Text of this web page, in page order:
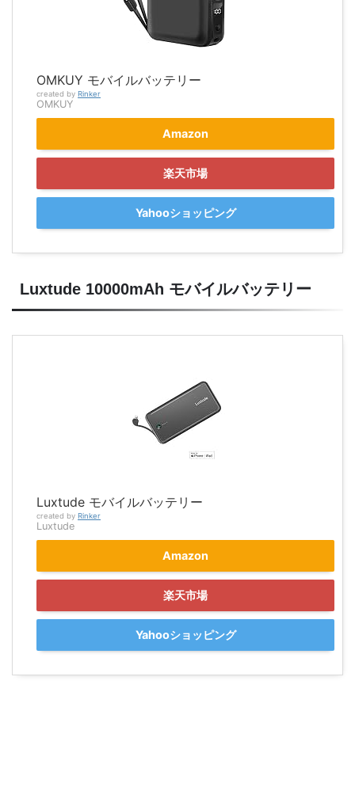
OMKUY モバイルバッテリー
created by Rinker
OMKUY
Amazon
楽天市場
Yahooショッピング
Luxtude 10000mAh モバイルバッテリー
Luxtude モバイルバッテリー
created by Rinker
Luxtude
Amazon
楽天市場
Yahooショッピング